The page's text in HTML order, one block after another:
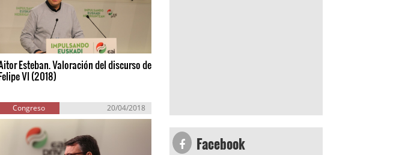
Esteban. Valoración del discurso de
VI (2018)
Congreso 20/04/2018
Facebook